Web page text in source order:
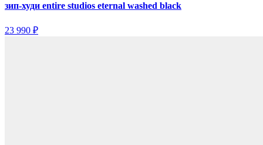
зип-худи entire studios eternal washed black
23 990 ₽